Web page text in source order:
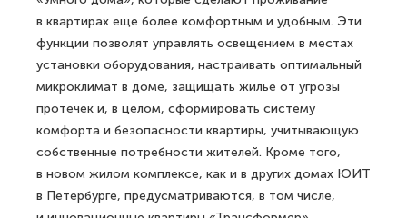
в квартирах еще более комфортным и удобным. Эти
функции позволят управлять освещением в местах
установки оборудования, настраивать оптимальный
микроклимат в доме, защищать жилье от угрозы
протечек и, в целом, сформировать систему
комфорта и безопасности квартиры, учитывающую
собственные потребности жителей. Кроме того,
в новом жилом комплексе, как и в других домах ЮИТ
в Петербурге, предусматриваются, в том числе,